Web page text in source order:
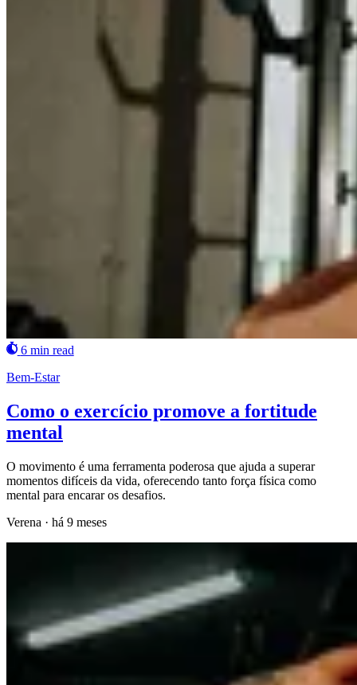
6 min read
Bem-Estar
Como o exercício promove a fortitude
mental
O movimento é uma ferramenta poderosa que ajuda a superar
momentos difíceis da vida, oferecendo tanto força física como
mental para encarar os desafios.
Verena · há 9 meses